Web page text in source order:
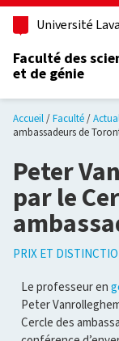
Université
Faculté des
et de génie
Accueil Faculté
ambassadeurs de
Peter
par le
PRIX ET
Le professeur en
Peter
Cercle des